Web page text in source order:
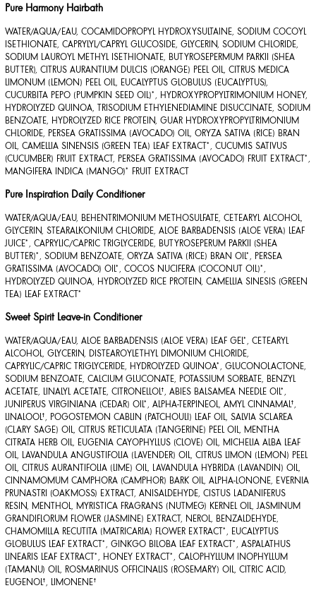
Pure Harmony Hairbath
WATER/AQUA/EAU, COCAMIDOPROPYL HYDROXYSULTAINE, SODIUM COCOYL
ISETHIONATE, CAPRYLYL/CAPRYL GLUCOSIDE, GLYCERIN, SODIUM CHLORIDE,
SODIUM LAUROYL METHYL ISETHIONATE, BUTYROSEPERMUM PARKII (SHEA
BUTTER), CITRUS AURANTIUM DULCIS (ORANGE) PEEL OIL, CITRUS MEDICA
LIMONUM (LEMON) PEEL OIL, EUCALYPTUS GLOBULUS (EUCALYPTUS),
CUCURBITA PEPO (PUMPKIN SEED OIL)*, HYDROXYPROPYLTRIMONIUM HONEY,
HYDROLYZED QUINOA, TRISODIUM ETHYLENEDIAMINE DISUCCINATE, SODIUM
BENZOATE, HYDROLYZED RICE PROTEIN, GUAR HYDROXYPROPYLTRIMONIUM
CHLORIDE, PERSEA GRATISSIMA (AVOCADO) OIL, ORYZA SATIVA (RICE) BRAN
OIL, CAMELLIA SINENSIS (GREEN TEA) LEAF EXTRACT*, CUCUMIS SATIVUS
(CUCUMBER) FRUIT EXTRACT, PERSEA GRATISSIMA (AVOCADO) FRUIT EXTRACT*,
MANGIFERA INDICA (MANGO)* FRUIT EXTRACT
Pure Inspiration Daily Conditioner
WATER/AQUA/EAU, BEHENTRIMONIUM METHOSULFATE, CETEARYL ALCOHOL,
GLYCERIN, STEARALKONIUM CHLORIDE, ALOE BARBADENSIS (ALOE VERA) LEAF
JUICE*, CAPRYLIC/CAPRIC TRIGLYCERIDE, BUTYROSEPERUM PARKII (SHEA
BUTTER)*, SODIUM BENZOATE, ORYZA SATIVA (RICE) BRAN OIL*, PERSEA
GRATISSIMA (AVOCADO) OIL*, COCOS NUCIFERA (COCONUT OIL)*,
HYDROLYZED QUINOA, HYDROLYZED RICE PROTEIN, CAMELLIA SINESIS (GREEN
TEA) LEAF EXTRACT*
Sweet Spirit Leave-in Conditioner
WATER/AQUA/EAU, ALOE BARBADENSIS (ALOE VERA) LEAF GEL*, CETEARYL
ALCOHOL, GLYCERIN, DISTEAROYLETHYL DIMONIUM CHLORIDE,
CAPRYLIC/CAPRIC TRIGLYCERIDE, HYDROLYZED QUINOA*, GLUCONOLACTONE,
SODIUM BENZOATE, CALCIUM GLUCONATE, POTASSIUM SORBATE, BENZYL
ACETATE, LINALYL ACETATE, CITRONELLOL†, ABIES BALSAMEA NEEDLE OIL*,
JUNIPERUS VIRGINIANA (CEDAR) OIL*, ALPHA-TERPINEOL, AMYL CINNAMAL†,
LINALOOL†, POGOSTEMON CABLIN (PATCHOULI) LEAF OIL, SALVIA SCLAREA
(CLARY SAGE) OIL, CITRUS RETICULATA (TANGERINE) PEEL OIL, MENTHA
CITRATA HERB OIL, EUGENIA CAYOPHYLLUS (CLOVE) OIL, MICHELIA ALBA LEAF
OIL, LAVANDULA ANGUSTIFOLIA (LAVENDER) OIL, CITRUS LIMON (LEMON) PEEL
OIL, CITRUS AURANTIFOLIA (LIME) OIL, LAVANDULA HYBRIDA (LAVANDIN) OIL,
CINNAMOMUM CAMPHORA (CAMPHOR) BARK OIL, ALPHA-LONONE, EVERNIA
PRUNASTRI (OAKMOSS) EXTRACT, ANISALDEHYDE, CISTUS LADANIFERUS
RESIN, MENTHOL, MYRISTICA FRAGRANS (NUTMEG) KERNEL OIL, JASMINUM
GRANDIFLORUM FLOWER (JASMINE) EXTRACT, NEROL, BENZALDEHYDE,
CHAMOMILLA RECUTITA (MATRICARIA) FLOWER EXTRACT*, EUCALYPTUS
GLOBULUS LEAF EXTRACT*, GINKGO BILOBA LEAF EXTRACT*, ASPALATHUS
LINEARIS LEAF EXTRACT*, HONEY EXTRACT*, CALOPHYLLUM INOPHYLLUM
(TAMANU) OIL, ROSMARINUS OFFICINALIS (ROSEMARY) OIL, CITRIC ACID,
EUGENOL†, LIMONENE†